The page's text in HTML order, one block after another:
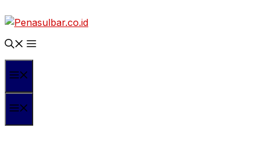
ke
isi